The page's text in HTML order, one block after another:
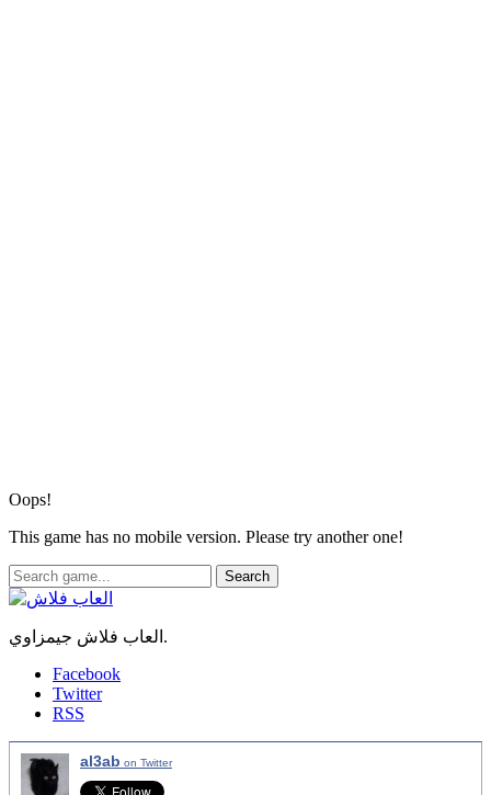
Oops!
This game has no mobile version. Please try another one!
Search
العاب فلاش جيمزاوي.
Facebook
Twitter
RSS
al3ab on Twitter